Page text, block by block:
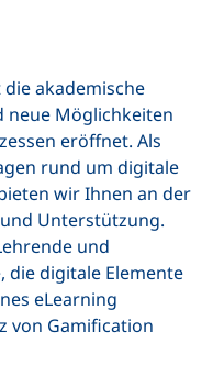
akademische
neue Möglichkeiten
eröffnet. Als
rund um digitale
wir Ihnen an der
Unterstützung.
und
digitale Elemente
eLearning
von Gamification